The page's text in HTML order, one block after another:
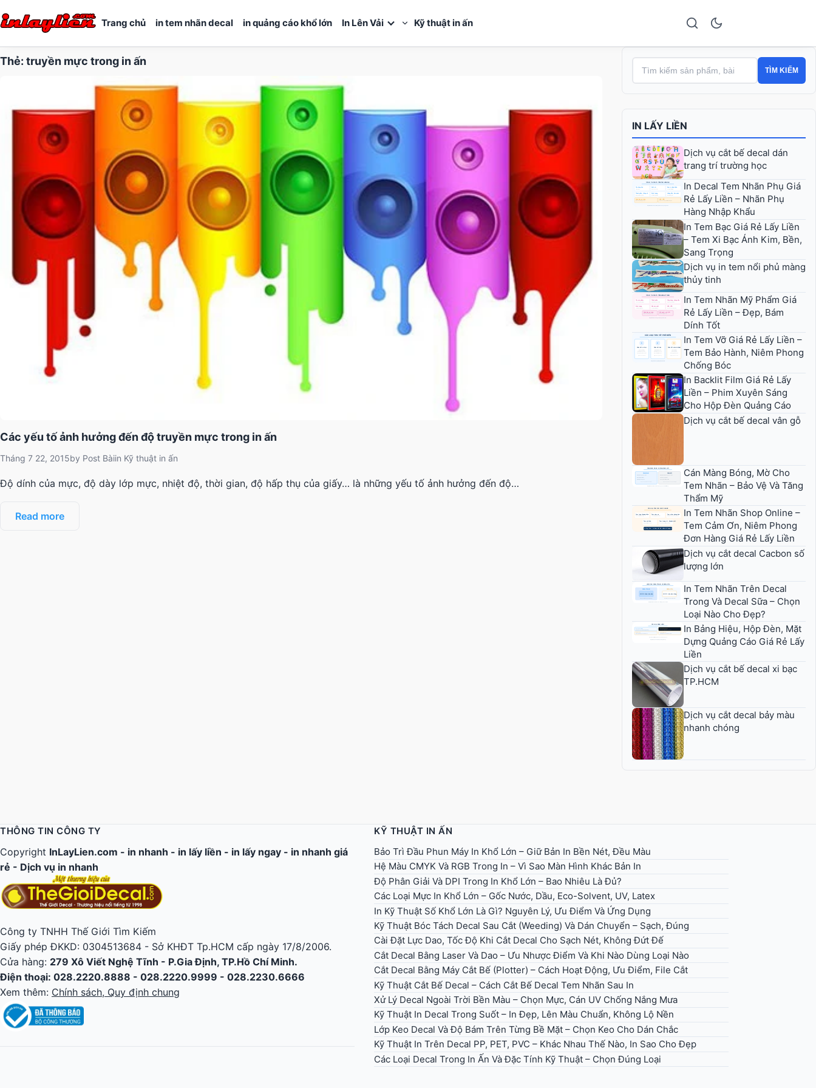
Trang chủ in tem nhãn decal in quảng cáo khổ lớn In Lên Vải Kỹ thuật in ấn
Thẻ: truyền mực trong in ấn
Các yếu tố ảnh hưởng đến độ truyền mực trong in ấn
Tháng 7 22, 2015by Post Bàiin Kỹ thuật in ấn
Độ dính của mực, độ dày lớp mực, nhiệt độ, thời gian, độ hấp thụ của giấy… là những yếu tố ảnh hưởng đến độ…
Read more
TÌM KIẾM
IN LẤY LIỀN
Dịch vụ cắt bế decal dán
trang trí trường học
In Decal Tem Nhãn Phụ Giá
Rẻ Lấy Liền – Nhãn Phụ
Hàng Nhập Khẩu
In Tem Bạc Giá Rẻ Lấy Liền
– Tem Xi Bạc Ánh Kim, Bền,
Sang Trọng
Dịch vụ in tem nổi phủ màng
thủy tinh
In Tem Nhãn Mỹ Phẩm Giá
Rẻ Lấy Liền – Đẹp, Bám
Dính Tốt
In Tem Vỡ Giá Rẻ Lấy Liền –
Tem Bảo Hành, Niêm Phong
Chống Bóc
In Backlit Film Giá Rẻ Lấy
Liền – Phim Xuyên Sáng
Cho Hộp Đèn Quảng Cáo
Dịch vụ cắt bế decal vân gỗ
Cán Màng Bóng, Mờ Cho
Tem Nhãn – Bảo Vệ Và Tăng
Thẩm Mỹ
In Tem Nhãn Shop Online –
Tem Cảm Ơn, Niêm Phong
Đơn Hàng Giá Rẻ Lấy Liền
Dịch vụ cắt decal Cacbon số
lượng lớn
In Tem Nhãn Trên Decal
Trong Và Decal Sữa – Chọn
Loại Nào Cho Đẹp?
In Bảng Hiệu, Hộp Đèn, Mặt
Dựng Quảng Cáo Giá Rẻ Lấy
Liền
Dịch vụ cắt bế decal xi bạc
TP.HCM
Dịch vụ cắt decal bảy màu
nhanh chóng
THÔNG TIN CÔNG TY
Copyright InLayLien.com - in nhanh - in lấy liền - in lấy ngay - in nhanh giá
rẻ - Dịch vụ in nhanh
Công ty TNHH Thế Giới Tìm Kiếm
Giấy phép ĐKKD: 0304513684 - Sở KHĐT Tp.HCM cấp ngày 17/8/2006.
Cửa hàng: 279 Xô Viết Nghệ Tĩnh - P.Gia Định, TP.Hồ Chí Minh.
Điện thoại: 028.2220.8888 - 028.2220.9999 - 028.2230.6666
Xem thêm: Chính sách, Quy định chung
KỸ THUẬT IN ẤN
Bảo Trì Đầu Phun Máy In Khổ Lớn – Giữ Bản In Bền Nét, Đều Màu
Hệ Màu CMYK Và RGB Trong In – Vì Sao Màn Hình Khác Bản In
Độ Phân Giải Và DPI Trong In Khổ Lớn – Bao Nhiêu Là Đủ?
Các Loại Mực In Khổ Lớn – Gốc Nước, Dầu, Eco-Solvent, UV, Latex
In Kỹ Thuật Số Khổ Lớn Là Gì? Nguyên Lý, Ưu Điểm Và Ứng Dụng
Kỹ Thuật Bóc Tách Decal Sau Cắt (Weeding) Và Dán Chuyển – Sạch, Đúng
Cài Đặt Lực Dao, Tốc Độ Khi Cắt Decal Cho Sạch Nét, Không Đứt Đế
Cắt Decal Bằng Laser Và Dao – Ưu Nhược Điểm Và Khi Nào Dùng Loại Nào
Cắt Decal Bằng Máy Cắt Bế (Plotter) – Cách Hoạt Động, Ưu Điểm, File Cắt
Kỹ Thuật Cắt Bế Decal – Cách Cắt Bế Decal Tem Nhãn Sau In
Xử Lý Decal Ngoài Trời Bền Màu – Chọn Mực, Cán UV Chống Nắng Mưa
Kỹ Thuật In Decal Trong Suốt – In Đẹp, Lên Màu Chuẩn, Không Lộ Nền
Lớp Keo Decal Và Độ Bám Trên Từng Bề Mặt – Chọn Keo Cho Dán Chắc
Kỹ Thuật In Trên Decal PP, PET, PVC – Khác Nhau Thế Nào, In Sao Cho Đẹp
Các Loại Decal Trong In Ấn Và Đặc Tính Kỹ Thuật – Chọn Đúng Loại